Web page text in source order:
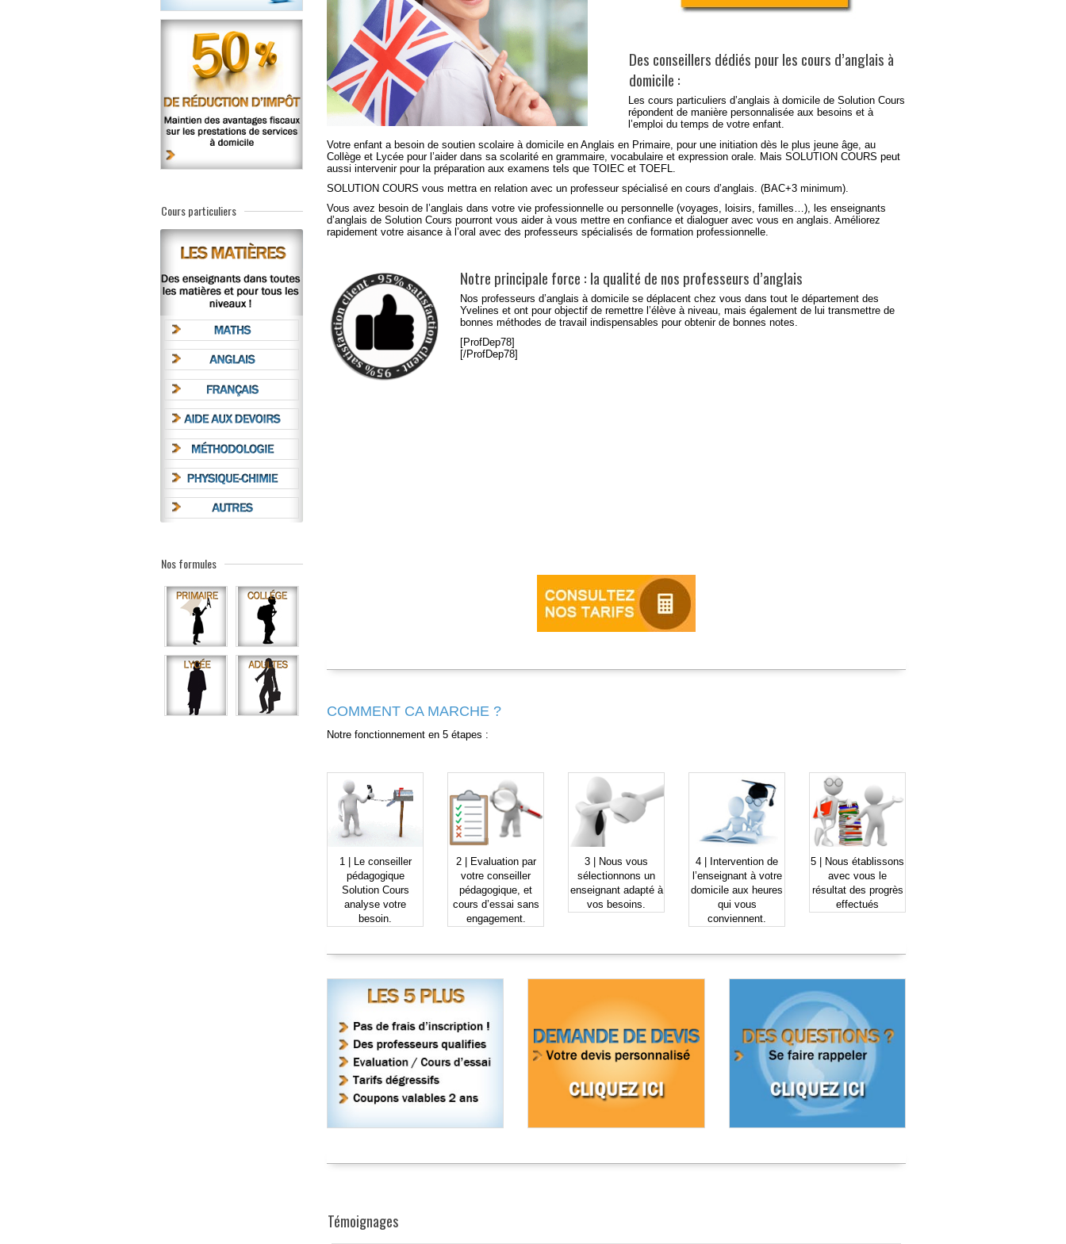
Cours particuliers
Nos formules
Des conseillers dédiés pour les cours d’anglais à
domicile :
Les cours particuliers d’anglais à domicile de Solution Cours
répondent de manière personnalisée aux besoins et à
l’emploi du temps de votre enfant.
Votre enfant a besoin de soutien scolaire à domicile en Anglais en Primaire , pour une initiation dès le plus jeune âge, au
Collège et Lycée pour l’aider dans sa scolarité en grammaire, vocabulaire et expression orale. Mais SOLUTION COURS peut
aussi intervenir pour la préparation aux examens tels que TOIEC et TOEFL.
SOLUTION COURS vous mettra en relation avec un professeur spécialisé en cours d’anglais. (BAC+3 minimum).
Vous avez besoin de l’anglais dans votre vie professionnelle ou personnelle (voyages, loisirs, familles…), les enseignants
d’anglais de Solution Cours pourront vous aider à vous mettre en confiance et dialoguer avec vous en anglais. Améliorez
rapidement votre aisance à l’oral avec des professeurs spécialisés de formation professionnelle.
Notre principale force : la qualité de nos professeurs d’anglais
Nos professeurs d’anglais à domicile se déplacent chez vous dans tout le département des
Yvelines et ont pour objectif de remettre l’élève à niveau, mais également de lui transmettre de
bonnes méthodes de travail indispensables pour obtenir de bonnes notes.
[ProfDep78]
[/ProfDep78]
COMMENT CA MARCHE ?
Notre fonctionnement en 5 étapes :
1 | Le conseiller
pédagogique
Solution Cours
analyse votre
besoin.
2 | Evaluationpar
votre conseiller
pédagogique, et
cours d’essai sans
engagement.
3 | Nous vous
sélectionnons un
enseignantadapté à
vos besoins.
4 | Intervention de
l’enseignant à votre
domicile aux heures
qui vous
conviennent.
5 | Nous établissons
avec vous le
résultat des progrès
effectués
Témoignages